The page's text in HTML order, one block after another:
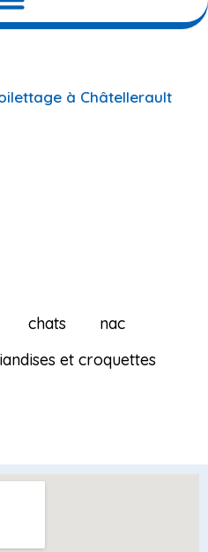
à Châtellerault
chats
nac
et croquettes